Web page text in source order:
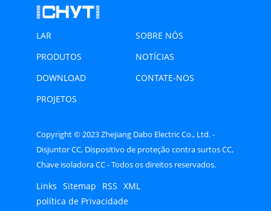
LAR
SOBRE NÓS
PRODUTOS
NOTÍCIAS
DOWNLOAD
CONTATE-NOS
PROJETOS
Copyright © 2023 Zhejiang Dabo Electric Co., Ltd. -
Disjuntor CC, Dispositivo de proteção contra surtos CC,
Chave isoladora CC - Todos os direitos reservados.
Links Sitemap RSS XML
política de Privacidade